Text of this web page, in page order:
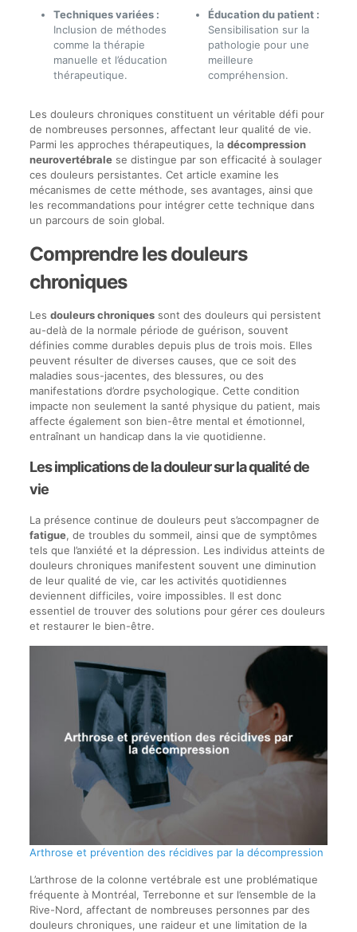
Techniques variées :
Inclusion de méthodes
comme la thérapie
manuelle et l’éducation
thérapeutique.
Éducation du patient :
Sensibilisation sur la
pathologie pour une
meilleure
compréhension.
Les douleurs chroniques constituent un véritable défi pour
de nombreuses personnes, affectant leur qualité de vie.
Parmi les approches thérapeutiques, la décompression
neurovertébralese distingue par son efficacité à soulager
ces douleurs persistantes. Cet article examine les
mécanismes de cette méthode, ses avantages, ainsi que
les recommandations pour intégrer cette technique dans
un parcours de soin global.
Comprendre les douleurs
chroniques
Les douleurs chroniquessont des douleurs qui persistent
au-delà de la normale période de guérison, souvent
définies comme durables depuis plus de trois mois. Elles
peuvent résulter de diverses causes, que ce soit des
maladies sous-jacentes, des blessures, ou des
manifestations d’ordre psychologique. Cette condition
impacte non seulement la santé physique du patient, mais
affecte également son bien-être mental et émotionnel,
entraînant un handicap dans la vie quotidienne.
Les implications de la douleur sur la qualité de
vie
La présence continue de douleurs peut s’accompagner de
fatigue, de troubles du sommeil, ainsi que de symptômes
tels que l’anxiété et la dépression. Les individus atteints de
douleurs chroniques manifestent souvent une diminution
de leur qualité de vie, car les activités quotidiennes
deviennent difficiles, voire impossibles. Il est donc
essentiel de trouver des solutions pour gérer ces douleurs
et restaurer le bien-être.
Arthrose et prévention des récidives par la décompression
L’arthrose de la colonne vertébrale est une problématique
fréquente à Montréal, Terrebonne et sur l’ensemble de la
Rive-Nord, affectant de nombreuses personnes par des
douleurs chroniques, une raideur et une limitation de la